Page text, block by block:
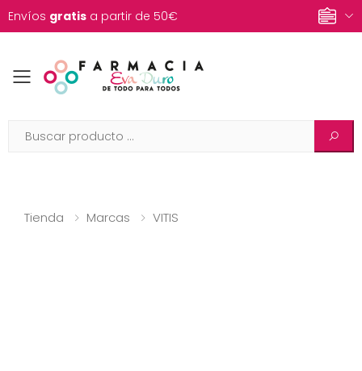
Envíos gratis a partir de 50€
Toggle mobile menu
Tienda Marcas VITIS